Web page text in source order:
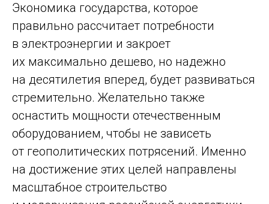
Экономика государства, которое
правильно рассчитает потребности
в электроэнергии и закроет
их максимально дешево, но надежно
на десятилетия вперед, будет развиваться
стремительно. Желательно также
оснастить мощности отечественным
оборудованием, чтобы не зависеть
от геополитических потрясений. Именно
на достижение этих целей направлены
масштабное строительство